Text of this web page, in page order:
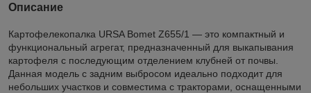
Описание
Картофелекопалка URSA Bomet Z655/1 — это компактный и
функциональный агрегат, предназначенный для выкапывания
картофеля с последующим отделением клубней от почвы.
Данная модель с задним выбросом идеально подходит для
небольших участков и совместима с тракторами, оснащенными